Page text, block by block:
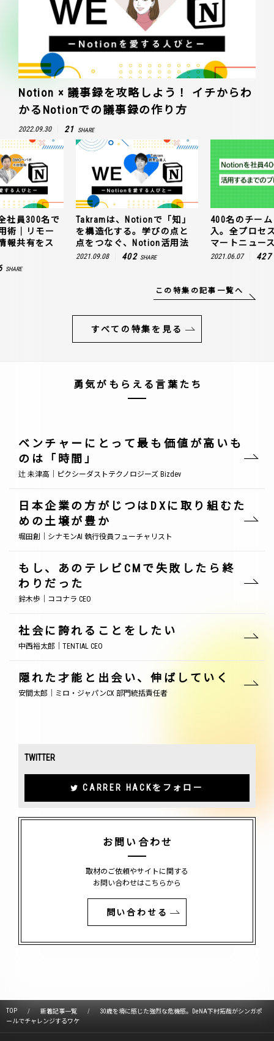
Notion × 議事録を攻略しよう！ イチからわ
かるNotionでの議事録の作り方
2022.09.30 21 SHARE
社員300名で
術｜リモー
報共有をス
SHARE
Takramは、Notionで「知」
を構造化する。学びの点と
点をつなぐ、Notion活用法
2021.09.08 402 SHARE
400名のチー
入。全プロセ
マートニュー
2021.06.07 427
この特集の記事一覧へ
すべての特集を見る
勇気がもらえる言葉たち
ベンチャーにとって最も価値が高いも
のは「時間」
辻 未津高｜ピクシーダストテクノロジーズ Bizdev
日本企業の方がじつはDXに取り組むた
めの土壌が豊か
堀田創｜シナモンAI 執行役員フューチャリスト
もし、あのテレビCMで失敗したら終
わりだった
鈴木歩｜ココナラ CEO
社会に誇れることをしたい
中西裕太郎｜TENTIAL CEO
隠れた才能と出会い、伸ばしていく
安間太郎｜ミロ・ジャパンCX 部門統括責任者
TWITTER
CARRER HACKをフォロー
お問い合わせ
取材のご依頼やサイトに関する
お問い合わせはこちらから
問い合わせる
TOP 新着記事一覧
30歳を境に感じた強烈な危機感。DeNA下村拓哉がシンガポ
ールでチャレンジするワケ